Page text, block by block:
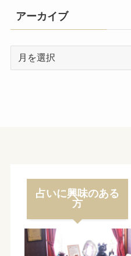
アーカイブ
ー
占いに興味のある
方